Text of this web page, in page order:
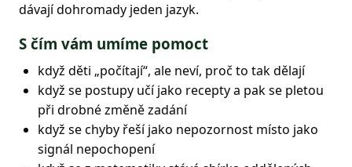
dávají dohromady jeden jazyk.
S čím vám umíme pomoct
když děti „počítají“, ale neví, proč to tak dělají
když se postupy učí jako recepty a pak se pletou
při drobné změně zadání
když se chyby řeší jako nepozornost místo jako
signál nepochopení